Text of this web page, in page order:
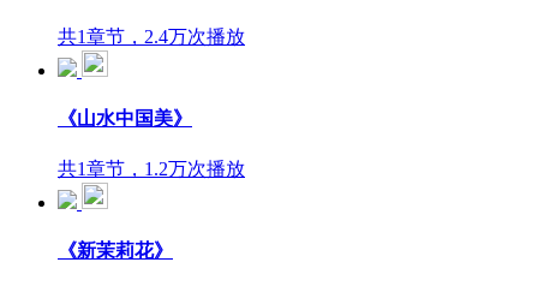
共1章节，2.4万次播放
《山水中国美》
共1章节，1.2万次播放
《新茉莉花》